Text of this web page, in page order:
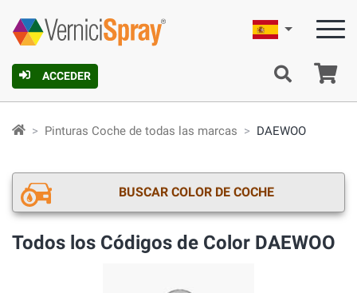
ACCEDER
Español
Pinturas Coche de todas las marcas DAEWOO
BUSCAR COLOR DE COCHE
Todos los Códigos de Color DAEWOO